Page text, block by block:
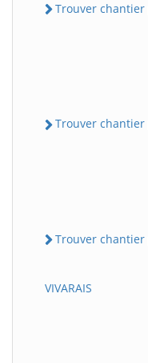
Trouver chantier
Trouver chantier
Trouver chantier
VIVARAIS